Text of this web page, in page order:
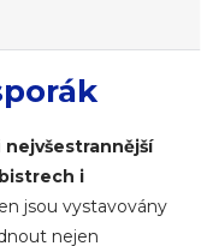
nejvšestrannější
i
jsou vystavovány
nejen